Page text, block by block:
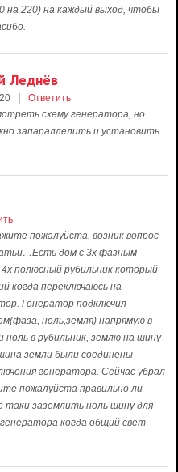
на 220) на каждый выход, чтобы
Леднёв
|
Ответить
схему генератора, но
запараллелить и установить
пожалуйста, возник вопрос
дом с 3х фазным
полюсный рубильник который
когда переключаюсь на
Генератор подключил
ноль,земля) напрямую в
в рубильник, землю на шину
земли были соединены
генератора. Сейчас убрал
пожалуйста правильно ли
таки заземлить ноль шину для
когда общий свет